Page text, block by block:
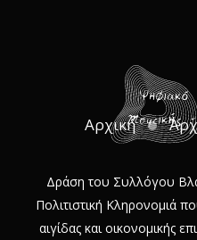
Αρχική
Δράση του Συλλόγου
Πολιτιστική Κληρονομιά
αιγίδας και οικονομικής